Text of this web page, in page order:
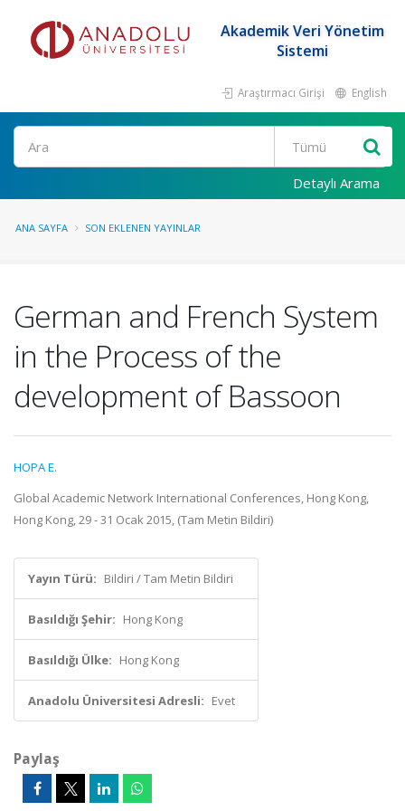
Akademik Veri Yönetim
Sistemi
Araştırmacı Girişi English
Ara
Detaylı Arama
ANA SAYFA SON EKLENEN YAYINLAR
German and French System
in the Process of the
development of Bassoon
HOPA E.
Global Academic Network International Conferences, Hong Kong,
Hong Kong, 29 - 31 Ocak 2015, (Tam Metin Bildiri)
Yayın Türü: Bildiri / Tam Metin Bildiri
Basıldığı Şehir: Hong Kong
Basıldığı Ülke: Hong Kong
Anadolu Üniversitesi Adresli: Evet
Paylaş